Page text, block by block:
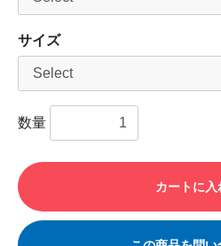
サイズ
数量
カートに入